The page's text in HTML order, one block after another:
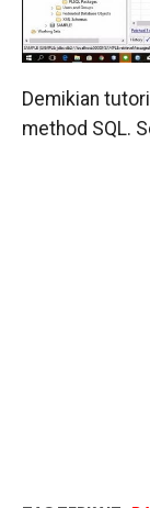
Demikian
method SQL.